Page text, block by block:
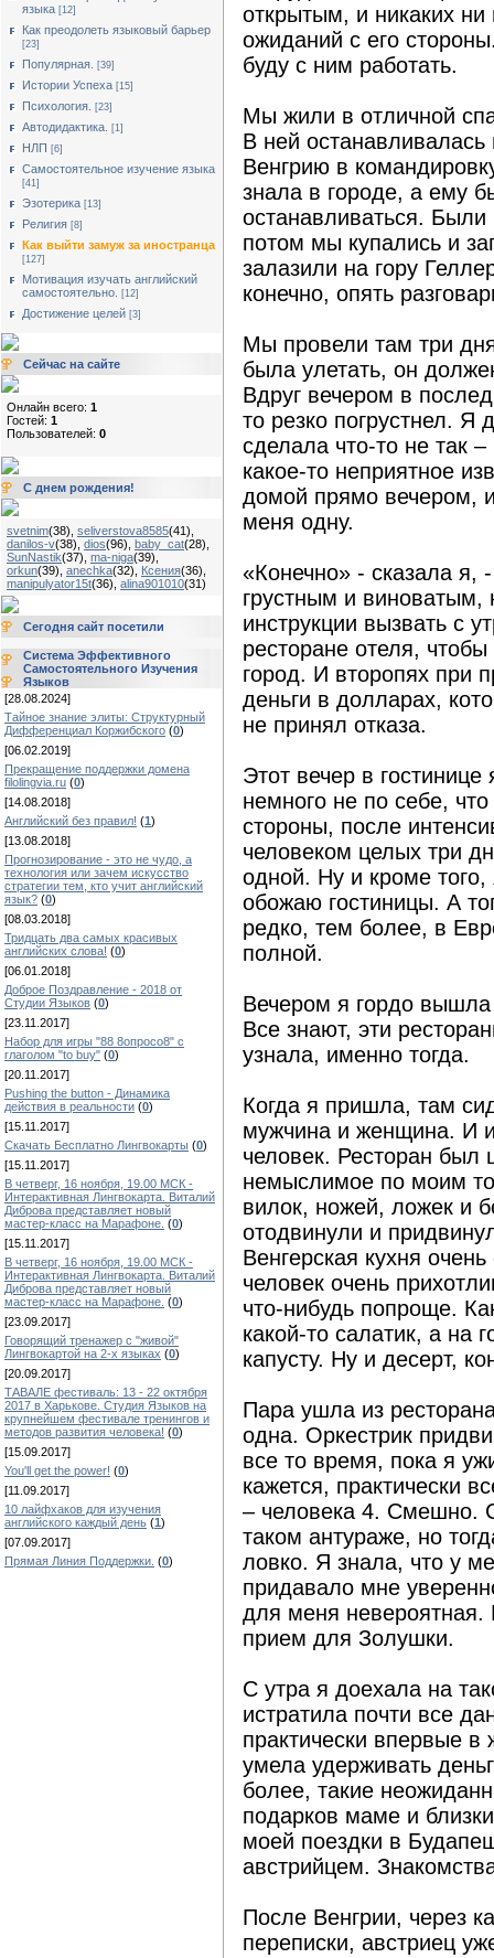
языка [12]
Как преодолеть языковый барьер
[23]
Популярная. [39]
Истории Успеха [15]
Психология. [23]
Автодидактика. [1]
НЛП [6]
Cамостоятельное изучение языка
[41]
Эзотерика [13]
Религия [8]
Как выйти замуж за иностранца
[127]
Мотивация изучать английский
самостоятельно.
[12]
Достижение целей [3]
Сейчас на сайте
Онлайн всего: 1
Гостей: 1
Пользователей: 0
С днем рождения!
svetnim(38) seliverstova8585(41)
danilos-v(38) dios(96) baby_cat(28)
SunNastik(37) ma-niga(39)
orkun(39) anechka(32) Ксения(36)
manipulyator15t(36) alina901010(31)
Сегодня сайт посетили
Система Эффективного
Самостоятельного Изучения
Языков
[28.08.2024]
Тайное знание элиты: Структурный
Дифференциал Коржибского (0)
[06.02.2019]
Прекращение поддержки домена
filolingvia.ru (0)
[14.08.2018]
Английский без правил! (1)
[13.08.2018]
Прогнозирование - это не чудо, а
технология или зачем искусство
стратегии тем, кто учит английский
язык? (0)
[08.03.2018]
Тридцать два самых красивых
английских слова! (0)
[06.01.2018]
Доброе Поздравление - 2018 от
Студии Языков (0)
[23.11.2017]
Набор для игры "88 8опросо8" с
глаголом "to buy" (0)
[20.11.2017]
Pushing the button - Динамика
действия в реальности (0)
[15.11.2017]
Скачать Бесплатно Лингвокарты (0)
[15.11.2017]
В четверг, 16 ноября, 19.00 МСК -
Интерактивная Лингвокарта. Виталий
Диброва представляет новый
мастер-класс на Марафоне. (0)
[15.11.2017]
В четверг, 16 ноября, 19.00 МСК -
Интерактивная Лингвокарта. Виталий
Диброва представляет новый
мастер-класс на Марафоне. (0)
[23.09.2017]
Говорящий тренажер с "живой"
Лингвокартой на 2-х языках (0)
[20.09.2017]
ТАВАЛЕ фестиваль: 13 - 22 октября
2017 в Харькове. Студия Языков на
крупнейшем фестивале тренингов и
методов развития человека! (0)
[15.09.2017]
You'll get the power! (0)
[11.09.2017]
10 лайфхаков для изучения
английского каждый день (1)
[07.09.2017]
Прямая Линия Поддержки. (0)
открытым, и никаких ни
ожиданий с его
буду с ним работать.
Мы жили в отличной
В ней
Венгрию в
знала в городе, а ему
останавливаться. Были
потом мы купались и
залазили на гору
конечно, опять
Мы провели там три
была улетать, он
Вдруг вечером в
то резко погрустнел. Я
сделала что-то не так
какое-то неприятное
домой прямо вечером,
меня одну.
«Конечно» - сказала я,
грустным и виноватым,
инструкции вызвать с
ресторане отеля,
город. И второпях при
деньги в долларах,
не принял отказа.
Этот вечер в
немного не по себе,
стороны, после
человеком целых три
одной. Ну и кроме
обожаю гостиницы. А
редко, тем более, в
полной.
Вечером я гордо
Все знают, эти
узнала, именно тогда.
Когда я пришла, там
мужчина и женщина. И
человек. Ресторан был
немыслимое по моим
вилок, ножей, ложек и
отодвинули и
Венгерская кухня
человек очень
что-нибудь попроще.
какой-то салатик, а на
капусту. Ну и десерт,
Пара ушла из
одна. Оркестрик
все то время, пока я
кажется, практически
– человека 4. Смешно.
таком антураже, но
ловко. Я знала, что у
придавало мне
для меня невероятная.
прием для Золушки.
С утра я доехала на
истратила почти все
практически впервые в
умела удерживать
более, такие
подарков маме и
моей поездки в
австрийцем.
После Венгрии, через
переписки, австриец